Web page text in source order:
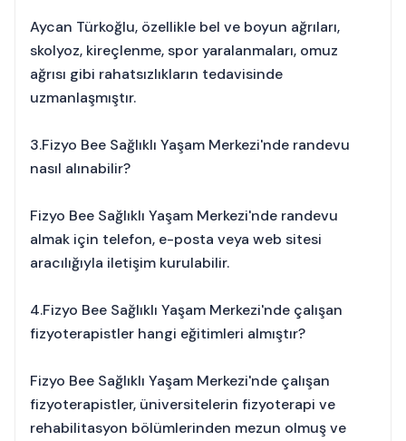
Aycan Türkoğlu, özellikle bel ve boyun ağrıları,
skolyoz, kireçlenme, spor yaralanmaları, omuz
ağrısı gibi rahatsızlıkların tedavisinde
uzmanlaşmıştır.
3.Fizyo Bee Sağlıklı Yaşam Merkezi'nde randevu
nasıl alınabilir?
Fizyo Bee Sağlıklı Yaşam Merkezi'nde randevu
almak için telefon, e-posta veya web sitesi
aracılığıyla iletişim kurulabilir.
4.Fizyo Bee Sağlıklı Yaşam Merkezi'nde çalışan
fizyoterapistler hangi eğitimleri almıştır?
Fizyo Bee Sağlıklı Yaşam Merkezi'nde çalışan
fizyoterapistler, üniversitelerin fizyoterapi ve
rehabilitasyon bölümlerinden mezun olmuş ve